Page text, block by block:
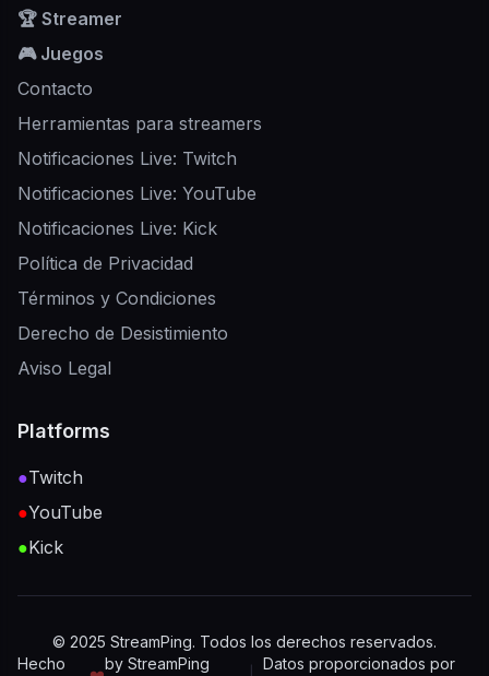
🏆 Streamer
🎮 Juegos
Contacto
Herramientas para streamers
Notificaciones Live: Twitch
Notificaciones Live: YouTube
Notificaciones Live: Kick
Política de Privacidad
Términos y Condiciones
Derecho de Desistimiento
Aviso Legal
Platforms
●Twitch
●YouTube
●Kick
© 2025 StreamPing. Todos los derechos reservados.
Hecho
by StreamPing Datos proporcionados por